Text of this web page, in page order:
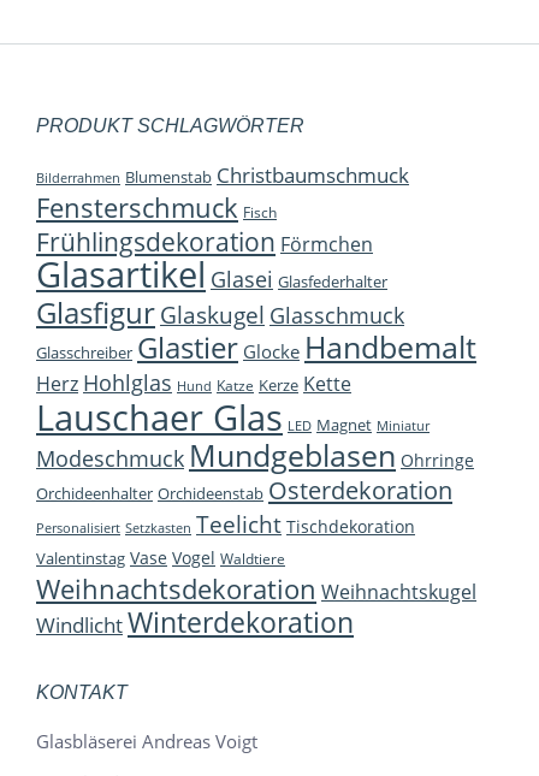
PRODUKT SCHLAGWÖRTER
Bilderrahmen Blumenstab Christbaumschmuck
Fensterschmuck Fisch
Frühlingsdekoration Förmchen
Glasartikel Glasei Glasfederhalter
Glasfigur Glaskugel Glasschmuck
Glasschreiber Glastier Glocke Handbemalt
Herz Hohlglas Hund Katze Kerze Kette
Lauschaer Glas LED Magnet Miniatur
Modeschmuck Mundgeblasen Ohrringe
Orchideenhalter Orchideenstab Osterdekoration
Personalisiert Setzkasten Teelicht Tischdekoration
Valentinstag Vase Vogel Waldtiere
Weihnachtsdekoration Weihnachtskugel
WindlichtWinterdekoration
KONTAKT
Glasbläserei Andreas Voigt